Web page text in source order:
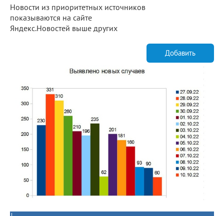
Новости из приоритетных источников
показываются на сайте
Яндекс.Новостей выше других
Добавить